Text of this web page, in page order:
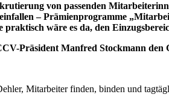
von passenden
einfallen – Prämienprogramme
wäre es da, den
Präsident Manfred Stockmann den
Mitarbeiter finden, binden und